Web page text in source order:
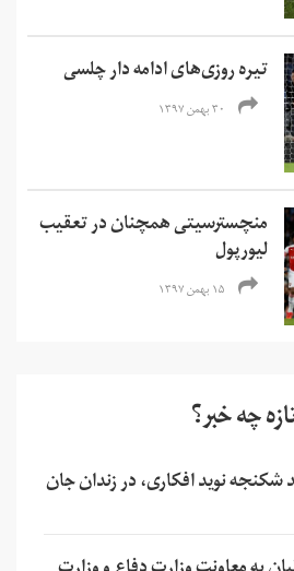
تیره روزی‌های ادامه دار چلسی
۳۰ بهمن ۱۳۹۷
منچسترسیتی همچنان در تعقیب
لیورپول
۱۵ بهمن ۱۳۹۷
چه خبر؟
نوید افکاری، در زندان جان